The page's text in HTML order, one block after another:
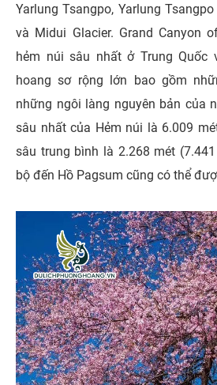
Yarlung Tsangpo, Yarlung
và Midui Glacier. Grand Canyon
hẻm núi sâu nhất ở Trung Quốc
hoang sơ rộng lớn bao gồm
những ngôi làng nguyên bản của
sâu nhất của Hẻm núi là 6.009
sâu trung bình là 2.268 mét
bộ đến Hồ Pagsum cũng có thể